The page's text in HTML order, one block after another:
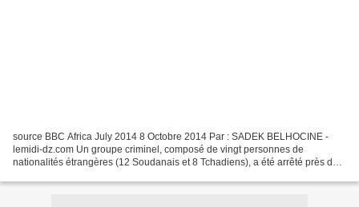
source BBC Africa July 2014 8 Octobre 2014 Par : SADEK BELHOCINE -
lemidi-dz.com Un groupe criminel, composé de vingt personnes de
nationalités étrangères (12 Soudanais et 8 Tchadiens), a été arrêté près de